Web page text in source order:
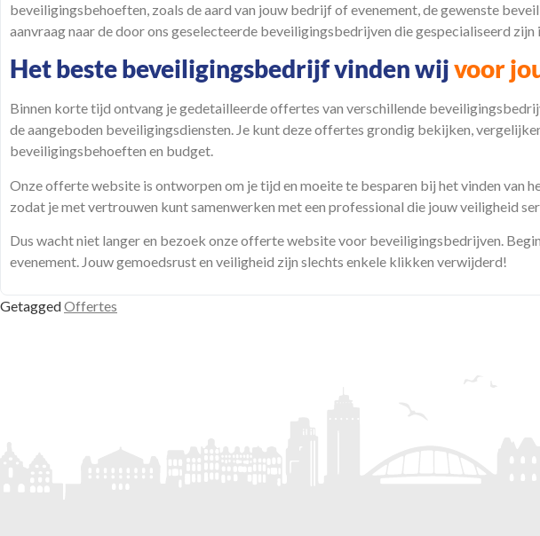
beveiligingsbehoeften, zoals de aard van jouw bedrijf of evenement, de gewenste
aanvraag naar de door ons geselecteerde beveiligingsbedrijven die gespecialiseerd
Het beste beveiligingsbedrijf vinden wijvoor
Binnen korte tijd ontvang je gedetailleerde offertes van verschillende
de aangeboden beveiligingsdiensten. Je kunt deze offertes grondig bekijken,
beveiligingsbehoeften en budget.
Onze offerte website is ontworpen om je tijd en moeite te besparen bij het vinden
zodat je met vertrouwen kunt samenwerken met een professional die jouw veiligheid
Dus wacht niet langer en bezoek onze offerte website voor beveiligingsbedrijven.
evenement. Jouw gemoedsrust en veiligheid zijn slechts enkele klikken verwijderd!
GetaggedOffertes